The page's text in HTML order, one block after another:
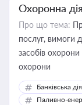
Охоронна
Про що тема:
послуг, вимоги
засобів охорони
охорони
Банківська
Паливно-